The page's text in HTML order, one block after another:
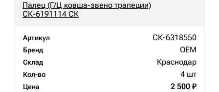
Палец (Г/Ц ковша-звено трапеции)
СК-6191114 СК
Артикул СК-6318550
Бренд OEM
Склад Краснодар
Кол-во 4 шт
Цена 2 500 ₽